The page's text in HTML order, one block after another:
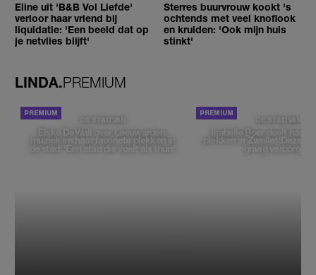
Eline uit 'B&B Vol Liefde'
verloor haar vriend bij
liquidatie: 'Een beeld dat op
je netvlies blijft'
Sterres buurvrouw kookt 's
ochtends met veel knoflook
en kruiden: 'Ook mijn huis
stinkt'
LINDA.PREMIUM
DE STAD VAN
Elske DeWall over Leeuwarden,
muziek en haar favoriete plekken in
de stad: 'Een stad die voelt als thuis'
DE STAD VAN
Isabelle Boer deelt haar
plekken in Zwolle: 'Deze
graag verborgen'